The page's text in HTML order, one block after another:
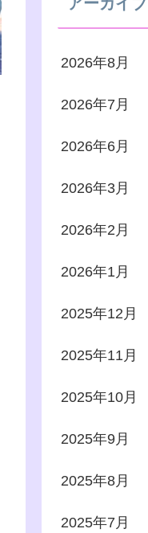
2026年8月
2026年7月
2026年6月
2026年3月
2026年2月
2026年1月
2025年12月
2025年11月
2025年10月
2025年9月
2025年8月
2025年7月